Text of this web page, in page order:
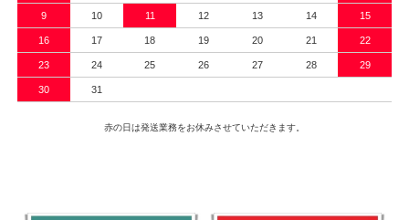
9 10 11 12 13 14 15
16 17 18 19 20 21 22
23 24 25 26 27 28 29
30 31
赤の日は発送業務をお休みさせていただきます。